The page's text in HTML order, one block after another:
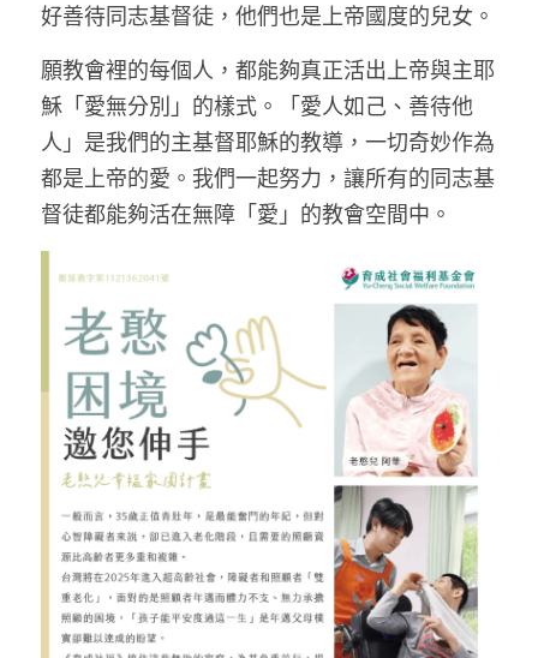
好善待同志基督徒，他們也是上帝國度的兒女。
願教會裡的每個人，都能夠真正活出上帝與主耶
穌「愛無分別」的樣式。「愛人如己、善待他
人」是我們的主基督耶穌的教導，一切奇妙作為
都是上帝的愛。我們一起努力，讓所有的同志基
督徒都能夠活在無障「愛」的教會空間中。